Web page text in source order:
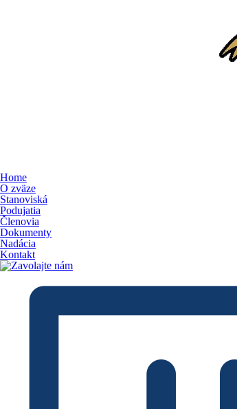
Home
O zväze
Stanoviská
Podujatia
Členovia
Dokumenty
Nadácia
Kontakt